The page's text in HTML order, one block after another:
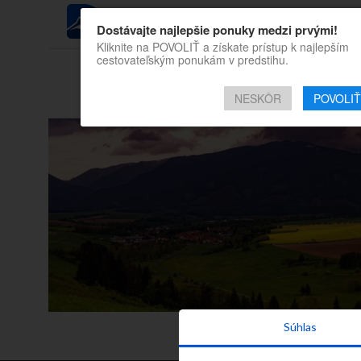
REGIÓNY
Všetky príspevky
Súhlas
Dostávajte najlepšie ponuky medzi prvými!
Kliknite na POVOLIŤ a získate prístup k najlepším
cestovateľským ponukám v predstihu.
NESKÔR POVOLIŤ